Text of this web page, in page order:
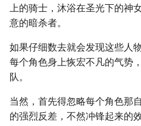
上的骑士，沐浴在圣光下的神
意的暗杀者。
如果仔细数去就会发现这些人
每个角色身上恢宏不凡的气势
队。
当然，首先得忽略每个角色那
的强烈反差，不然冲锋起来的